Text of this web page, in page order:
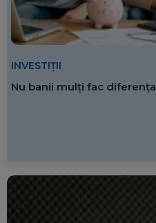
INVESTIȚII
Nu banii mulți fac